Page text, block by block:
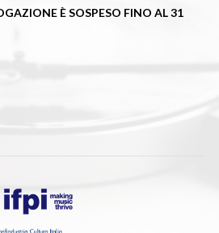
È SOSPESO FINO AL 31